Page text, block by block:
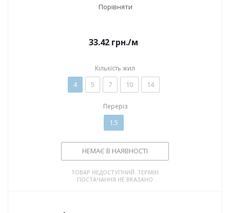
Порівняти
33.42грн./м
Кількість жил
4 5 7 10 14
Переріз
1.5
НЕМАЄ В НАЯВНОСТІ
ТОВАР НЕДОСТУПНИЙ. ТЕРМІН
ПОСТАЧАННЯ НЕ ВКАЗАНО